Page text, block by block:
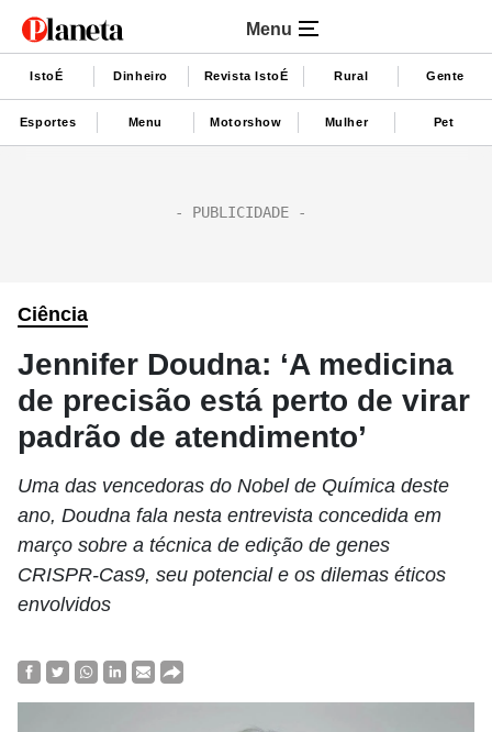
Menu
IstoÉ Dinheiro Revista IstoÉ Rural Gente
Esportes Menu Motorshow Mulher Pet
Ciência
Jennifer Doudna: ‘A medicina
de precisão está perto de virar
padrão de atendimento’
Uma das vencedoras do Nobel de Química deste
ano, Doudna fala nesta entrevista concedida em
março sobre a técnica de edição de genes
CRISPR-Cas9, seu potencial e os dilemas éticos
envolvidos